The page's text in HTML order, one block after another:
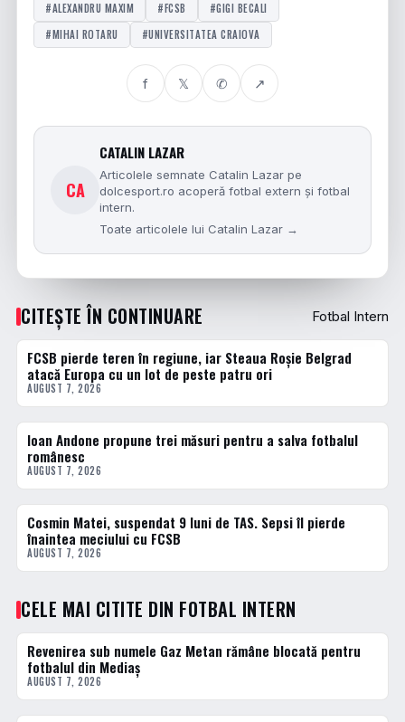
#ALEXANDRU MAXIM #FCSB
#GIGI BECALI
#MIHAI ROTARU
#UNIVERSITATEA CRAIOVA
f 𝕏 ✆ ↗
CA
CATALIN LAZAR
Articolele semnate Catalin Lazar pe
dolcesport.ro acoperă fotbal extern și fotbal
intern.
Toate articolele lui Catalin Lazar →
CITEȘTE ÎN CONTINUARE Fotbal Intern
FOTBAL EXTERN
FCSB pierde teren în regiune, iar Steaua Roșie Belgrad
atacă Europa cu un lot de peste patru ori
AUGUST 7, 2026
FOTBAL INTERN
Ioan Andone propune trei măsuri pentru a salva fotbalul
românesc
AUGUST 7, 2026
FOTBAL INTERN
Cosmin Matei, suspendat 9 luni de TAS. Sepsi îl pierde
înaintea meciului cu FCSB
AUGUST 7, 2026
CELE MAI CITITE DIN FOTBAL INTERN
1 · TOP
Revenirea sub numele Gaz Metan rămâne blocată pentru
fotbalul din Mediaș
AUGUST 7, 2026